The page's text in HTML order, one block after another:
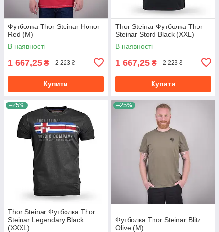
Футболка Thor Steinar Honor
Red (M)
В наявності
1 667,25 ₴ 2 223 ₴
Купити
Thor Steinar Футболка Thor
Steinar Stord Black (XXL)
В наявності
1 667,25 ₴ 2 223 ₴
Купити
–25%
Thor Steinar Футболка Thor
Steinar Legendary Black
(XXXL)
–25%
Футболка Thor Steinar Blitz
Olive (M)